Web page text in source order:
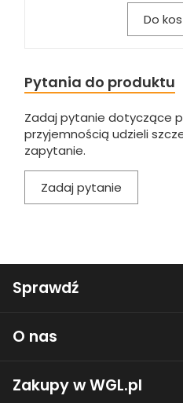
Do
Pytania do produktu
Zadaj pytanie dotyczące
przyjemnością udzieli
zapytanie.
Zadaj pytanie
Sprawdź
O nas
Zakupy w WGL.pl